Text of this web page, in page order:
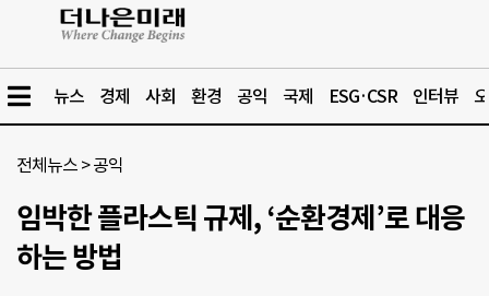
뉴스 경제 사회 환경 공익 국제 ESG·CSR 인터뷰
전체뉴스 >공익
임박한 플라스틱 규제, ‘순환경제’로 대응
하는 방법